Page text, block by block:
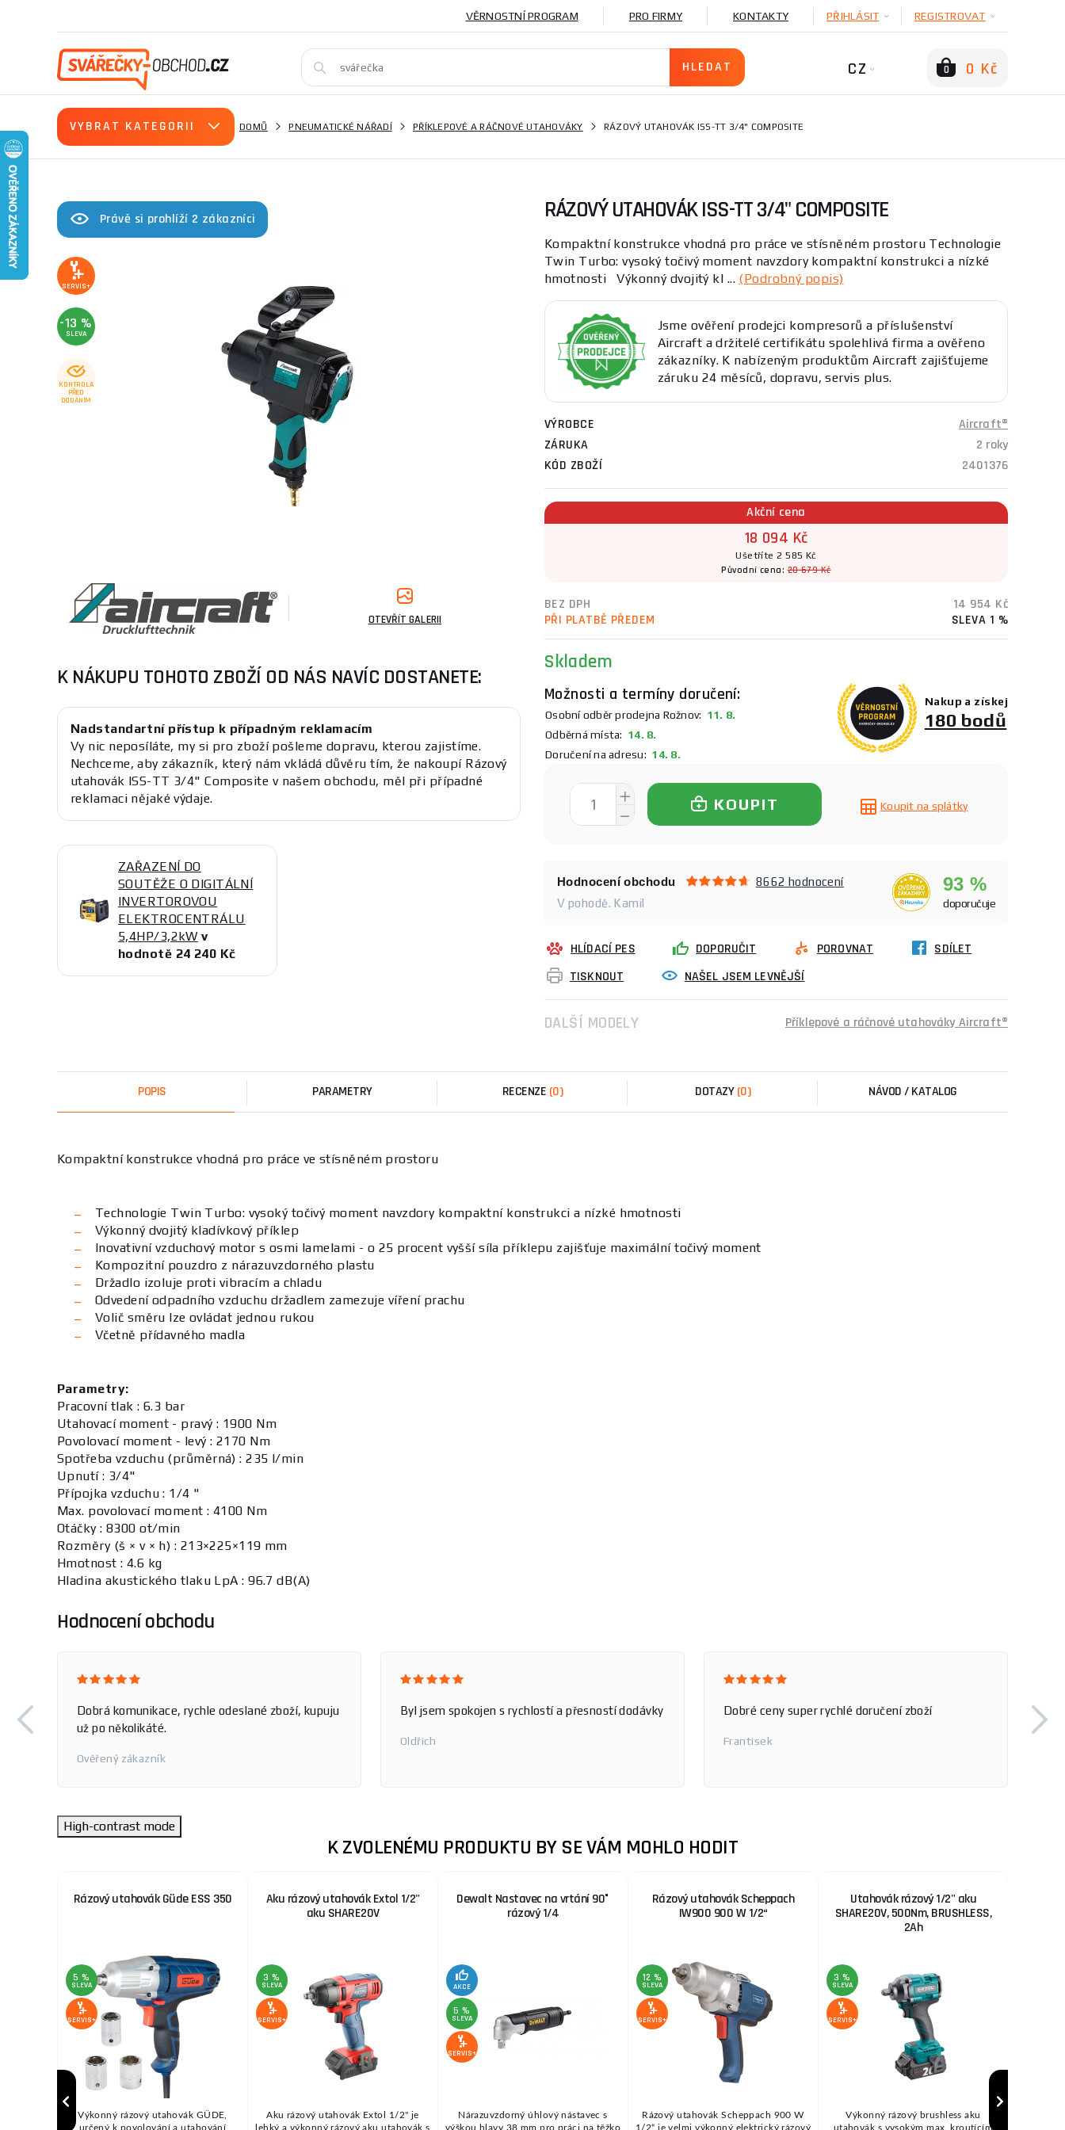
VĚRNOSTNÍ PROGRAM PRO FIRMY KONTAKTY PŘIHLÁSIT REGISTROVAT
CZ 0 0 Kč
VYBRAT KATEGORII DOMŮ PNEUMATICKÉ NÁŘADÍ PŘÍKLEPOVÉ A RÁČNOVÉ UTAHOVÁKY RÁZOVÝ UTAHOVÁK ISS-TT 3/4" COMPOSITE
Právě si prohlíží 2 zákazníci
SERVIS+
-13 %
SLEVA
KONTROLA
PŘED
DODÁNÍM
OTEVŘÍT GALERII
K NÁKUPU TOHOTO ZBOŽÍ OD NÁS NAVÍC DOSTANETE:
Nadstandartní přístup k případným reklamacím
Vy nic neposíláte, my si pro zboží pošleme dopravu, kterou zajistíme.
Nechceme, aby zákazník, který nám vkládá důvěru tím, že nakoupí Rázový
utahovák ISS-TT 3/4" Composite v našem obchodu, měl při případné
reklamaci nějaké výdaje.
ZAŘAZENÍ DO
SOUTĚŽE O DIGITÁLNÍ
INVERTOROVOU
ELEKTROCENTRÁLU
5,4HP/3,2kW v
hodnotě 24 240 Kč
RÁZOVÝ UTAHOVÁK ISS-TT 3/4" COMPOSITE
Kompaktní konstrukce vhodná pro práce ve stísněném prostoru Technologie
Twin Turbo: vysoký točivý moment navzdory kompaktní konstrukci a nízké
hmotnosti Výkonný dvojitý kl ... (Podrobný popis)
Jsme ověření prodejci kompresorů a příslušenství
Aircraft a držitelé certifikátu spolehlivá firma a ověřeno
zákazníky. K nabízeným produktům Aircraft zajišťujeme
záruku 24 měsíců, dopravu, servis plus.
VÝROBCE
Aircraft®
ZÁRUKA
2 roky
KÓD ZBOŽÍ
2401376
Akční cena
18 094 Kč
Ušetříte 2 585 Kč
Původní cena:20 679 Kč
BEZ DPH
14 954 Kč
PŘI PLATBĚ PŘEDEM
SLEVA 1 %
Skladem
Možnosti a termíny doručení:
Osobní odběr prodejna Rožnov: 11. 8.
Odběrná místa: 14. 8.
Doručení na adresu: 14. 8.
Nakup a získej
180 bodů
KOUPIT Koupit na splátky
Hodnocení obchodu
8662 hodnocení
V pohodě. Kamil
93 %
doporučuje
HLÍDACÍ PES DOPORUČIT POROVNAT
SDÍLET
TISKNOUT
NAŠEL JSEM LEVNĚJŠÍ
DALŠÍ MODELY Příklepové a ráčnové utahováky Aircraft®
POPIS PARAMETRY RECENZE (0) DOTAZY (0) NÁVOD / KATALOG
Kompaktní konstrukce vhodná pro práce ve stísněném prostoru
Technologie Twin Turbo: vysoký točivý moment navzdory kompaktní konstrukci a nízké hmotnosti
Výkonný dvojitý kladívkový příklep
Inovativní vzduchový motor s osmi lamelami - o 25 procent vyšší síla příklepu zajišťuje maximální točivý moment
Kompozitní pouzdro z nárazuvzdorného plastu
Držadlo izoluje proti vibracím a chladu
Odvedení odpadního vzduchu držadlem zamezuje víření prachu
Volič směru lze ovládat jednou rukou
Včetně přídavného madla
Parametry:
Pracovní tlak : 6.3 bar
Utahovací moment - pravý : 1900 Nm
Povolovací moment - levý : 2170 Nm
Spotřeba vzduchu (průměrná) : 235 l/min
Upnutí : 3/4"
Přípojka vzduchu : 1/4 "
Max. povolovací moment : 4100 Nm
Otáčky : 8300 ot/min
Rozměry (š × v × h) : 213×225×119 mm
Hmotnost : 4.6 kg
Hladina akustického tlaku LpA : 96.7 dB(A)
Hodnocení obchodu
Dobrá komunikace, rychle odeslané zboží, kupuju
už po několikáté.
Ověřený zákazník
Byl jsem spokojen s rychlostí a přesností dodávky
Oldřich
Dobré ceny super rychlé doručení zboží
Frantisek
High-contrast mode
K ZVOLENÉMU PRODUKTU BY SE VÁM MOHLO HODIT
Rázový utahovák Güde ESS 350
5 %
SLEVA
SERVIS+
Výkonný rázový utahovák GÜDE,
určený k povolování a utahování
Aku rázový utahovák Extol 1/2"
aku SHARE20V
3 %
SLEVA
SERVIS+
Aku rázový utahovák Extol 1/2" je
lehký a výkonný rázový aku utahovák s
Dewalt Nastavec na vrtání 90°
rázový 1/4
AKCE
5 %
SLEVA
SERVIS+
Nárazuvzdorný úhlový nástavec s
výškou hlavy 38 mm pro práci na těžko
Rázový utahovák Scheppach
IW900 900 W 1/2“
12 %
SLEVA
SERVIS+
Rázový utahovák Scheppach 900 W
1/2“ je velmi výkonný elektrický rázový
Utahovák rázový 1/2" aku
SHARE20V, 500Nm, BRUSHLESS,
2Ah
3 %
SLEVA
SERVIS+
Výkonný rázový brushless aku
utahovák s vysokým max. kroutícím